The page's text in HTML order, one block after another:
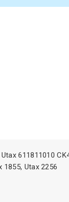
611811010
1855, Utax 2256